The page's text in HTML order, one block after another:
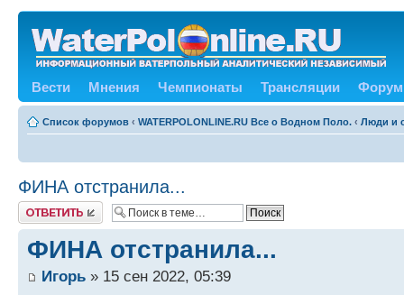
Вести Мнения Чемпионаты Трансляции Форум
Список форумов ‹ WATERPOLONLINE.RU Все о Водном Поло. ‹ Люди и
ФИНА отстранила...
Ответить
ФИНА отстранила...
Игорь » 15 сен 2022, 05:39